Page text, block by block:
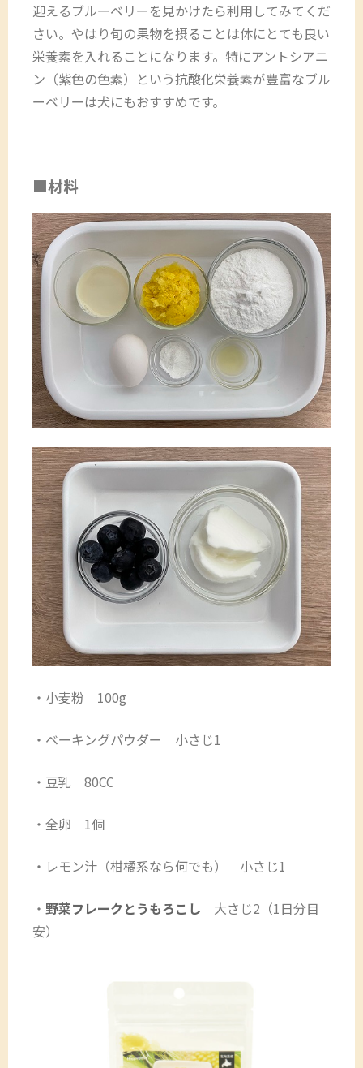
迎えるブルーベリーを見かけたら利用してみてくだ
さい。やはり旬の果物を摂ることは体にとても良い
栄養素を入れることになります。特にアントシアニ
ン（紫色の色素）という抗酸化栄養素が豊富なブル
ーベリーは犬にもおすすめです。
■材料
・小麦粉 100g
・ベーキングパウダー 小さじ1
・豆乳 80CC
・全卵 1個
・レモン汁（柑橘系なら何でも） 小さじ1
・ 野菜フレーク とうもろこし
大さじ2（1日分目
安）